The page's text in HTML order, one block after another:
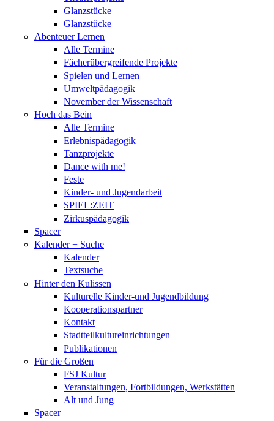
Glanzstücke
Glanzstücke
Abenteuer Lernen
Alle Termine
Fächerübergreifende Projekte
Spielen und Lernen
Umweltpädagogik
November der Wissenschaft
Hoch das Bein
Alle Termine
Erlebnispädagogik
Tanzprojekte
Dance with me!
Feste
Kinder- und Jugendarbeit
SPIEL:ZEIT
Zirkuspädagogik
Spacer
Kalender + Suche
Kalender
Textsuche
Hinter den Kulissen
Kulturelle Kinder-und Jugendbildung
Kooperationspartner
Kontakt
Stadtteilkultureinrichtungen
Publikationen
Für die Großen
FSJ Kultur
Veranstaltungen, Fortbildungen, Werkstätten
Alt und Jung
Spacer